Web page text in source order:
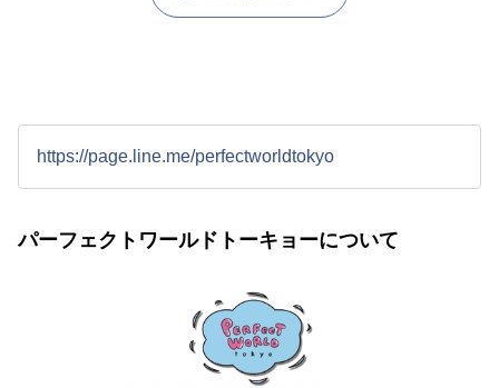
https://page.line.me/perfectworldtokyo
パーフェクトワールドトーキョーについて